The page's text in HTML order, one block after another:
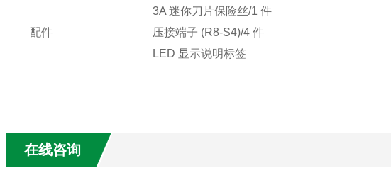
配件
3A 迷你刀片保险丝/1 件
压接端子 (R8-S4)/4 件
LED 显示说明标签
在线咨询